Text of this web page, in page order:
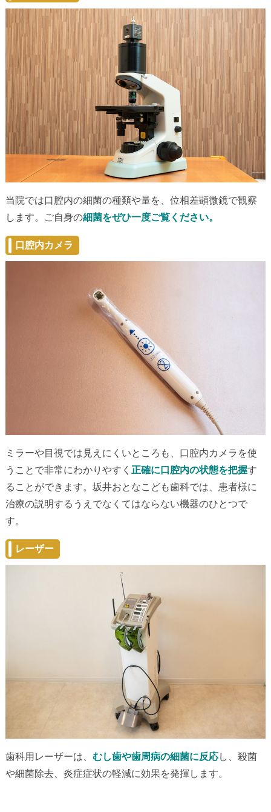
当院では口腔内の細菌の種類や量を、位相差顕微鏡で観察
します。ご自身の細菌をぜひ一度ご覧ください。
口腔内カメラ
ミラーや目視では見えにくいところも、口腔内カメラを使
うことで非常にわかりやすく 正確に口腔内の状態を把握す
ることができます。坂井おとなこども歯科では、患者様に
治療の説明するうえでなくてはならない機器のひとつで
す。
レーザー
歯科用レーザーは、 むし歯や歯周病の細菌に反応し、殺菌
や細菌除去、炎症症状の軽減に効果を発揮します。